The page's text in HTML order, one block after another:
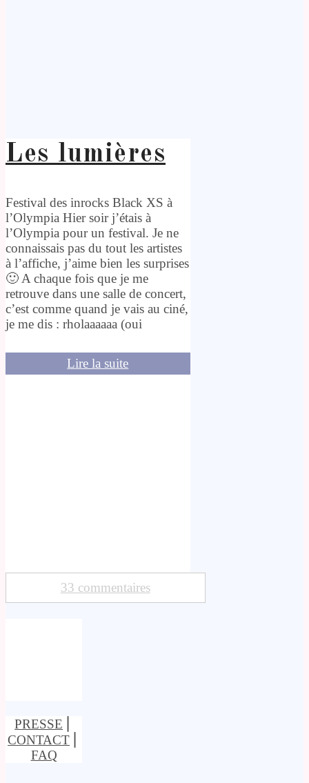
Les lumières
Festival des inrocks Black XS à
l’Olympia Hier soir j’étais à
l’Olympia pour un festival. Je ne
connaissais pas du tout les artistes
à l’affiche, j’aime bien les surprises
🙂 A chaque fois que je me
retrouve dans une salle de concert,
c’est comme quand je vais au ciné,
je me dis : rholaaaaaa (oui
Lire la suite
33 commentaires
PRESSE
CONTACT
FAQ